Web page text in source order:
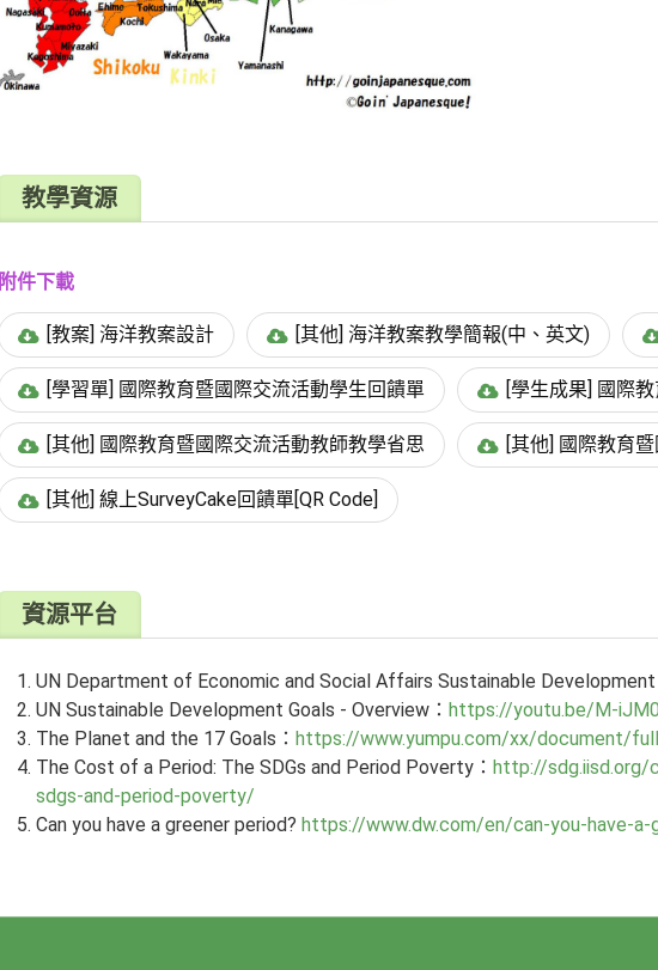
教學資源
附件下載
[教案] 海洋教案設計 [其他] 海洋教案教學簡報(中、英文)
[學習單] 國際教育暨國際交流活動學生回饋單 [學生成果] 國際
[其他] 國際教育暨國際交流活動教師教學省思 [其他] 國際教育
[其他] 線上SurveyCake回饋單[QR Code]
資源平台
UN Department of Economic and Social Affairs Sustainable Development
UN Sustainable Development Goals - Overview： https://youtu.be/M-
The Planet and the 17 Goals： https://www.yumpu.com/xx/document/
The Cost of a Period: The SDGs and Period Poverty： http://
sdgs-and-period-poverty/
Can you have a greener period? https://www.dw.com/en/can-you-have-a-